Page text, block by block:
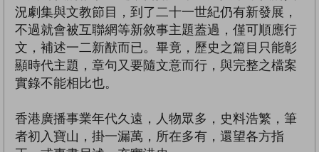
況劇集與文教節目，到了二十一世紀仍有新發展，
不過就會被互聯網等新敘事主題蓋過，僅可順應行
文，補述一二新猷而已。畢竟，歷史之篇目只能彰
顯時代主題，章句又要隨文意而行，與完整之檔案
實錄不能相比也。
香港廣播事業年代久遠，人物眾多，史料浩繁，筆
者初入寶山，掛一漏萬，所在多有，還望各方指